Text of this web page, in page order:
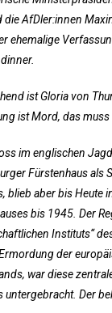
die AfDler:innen
ehemalige
ist Gloria von
ist Mord, das
im englischen
Fürstenhaus als
blieb aber bis Heute
bis 1945. Der
Instituts“
der
war diese
untergebracht. Der